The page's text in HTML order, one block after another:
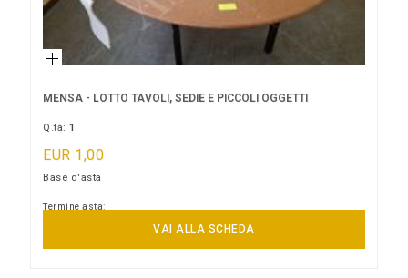
MENSA - LOTTO TAVOLI, SEDIE E PICCOLI OGGETTI
Q.tà:1
EUR 1,00
Base d'asta
Termine asta:
VAI ALLA SCHEDA